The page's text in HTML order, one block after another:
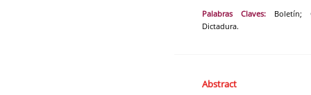
Palabras Claves: Boletín;
Dictadura.
Abstract